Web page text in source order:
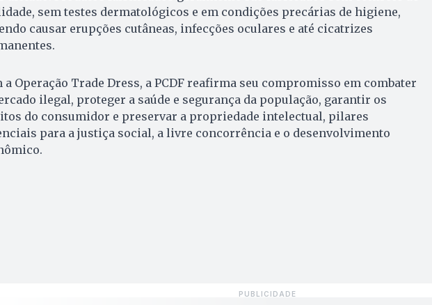
sem testes dermatológicos e em condições precárias de higiene,
causar erupções cutâneas, infecções oculares e até cicatrizes
a Operação Trade Dress, a PCDF reafirma seu compromisso em combater
ilegal, proteger a saúde e segurança da população, garantir os
do consumidor e preservar a propriedade intelectual, pilares
para a justiça social, a livre concorrência e o desenvolvimento